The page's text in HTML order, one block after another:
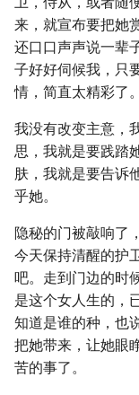
来，就宣布要把她
还口口声声说一辈
子好好伺候我，只
情，简直太精彩了。
我没有改变主意，
思，我就是要践踏
肤，我就是要告诉
乎她。
隐秘的门被敲响了
今天保持清醒的护
吧。走到门边的时
是这个女人生的，
知道是谁的种，也
把她带来，让她眼
苦的事了。